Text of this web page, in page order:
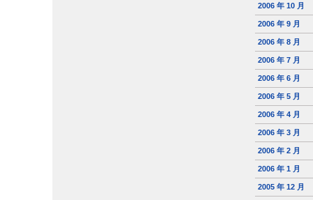
2006 年 10 月
2006 年 9 月
2006 年 8 月
2006 年 7 月
2006 年 6 月
2006 年 5 月
2006 年 4 月
2006 年 3 月
2006 年 2 月
2006 年 1 月
2005 年 12 月